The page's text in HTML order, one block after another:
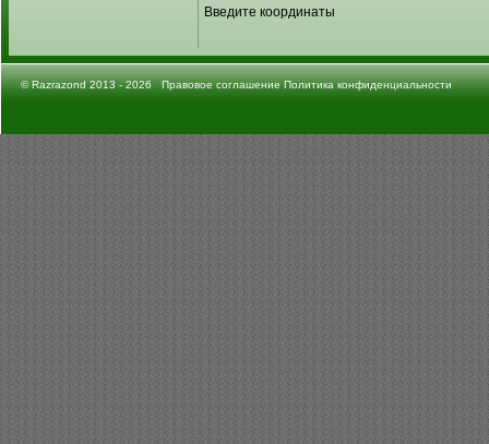
Введите координаты
©Razrazond2013 - 2026Правовое соглашение Политика конфиденциальности